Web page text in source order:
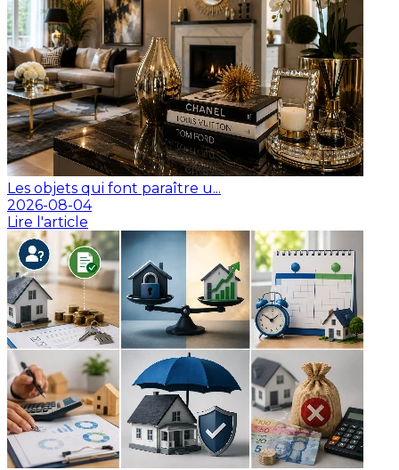
Les objets qui font paraître u...
2026-08-04
Lire l'article